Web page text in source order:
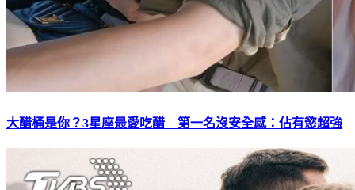
大醋桶是你？3星座最愛吃醋 第一名沒安全感：佔有慾超強